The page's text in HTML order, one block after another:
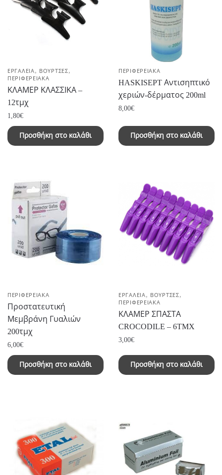
ΕΡΓΑΛΕΙΑ, ΒΟΥΡΤΣΕΣ,
ΠΕΡΙΦΕΡΕΙΑΚΑ
ΚΛΑΜΕΡ ΚΛΑΣΣΙΚΑ –
12τμχ
1,80€
Προσθήκη στο καλάθι
ΠΕΡΙΦΕΡΕΙΑΚΑ
HASKISEPT Αντισηπτικό
χεριών-δέρματος 200ml
8,00€
Προσθήκη στο καλάθι
ΠΕΡΙΦΕΡΕΙΑΚΑ
Προστατευτική
Μεμβράνη Γυαλιών
200τμχ
6,00€
Προσθήκη στο καλάθι
ΕΡΓΑΛΕΙΑ, ΒΟΥΡΤΣΕΣ,
ΠΕΡΙΦΕΡΕΙΑΚΑ
ΚΛΑΜΕΡ ΣΠΑΣΤΑ
CROCODILE – 6TMX
3,00€
Προσθήκη στο καλάθι